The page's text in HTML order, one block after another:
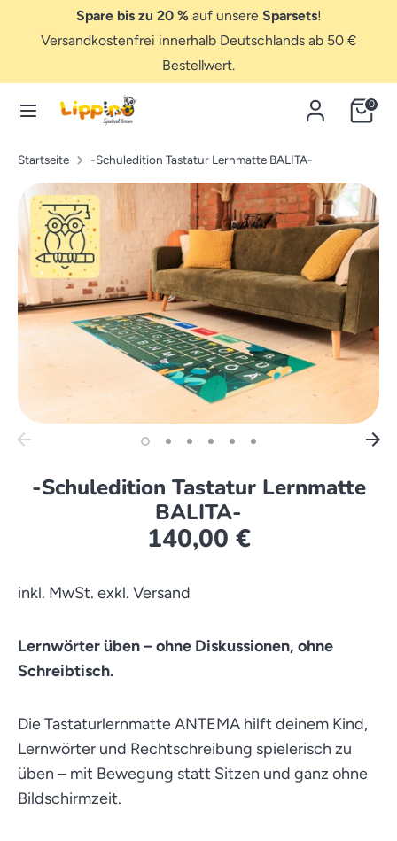
Spare bis zu 20 %auf unsere Sparsets!
Versandkostenfrei innerhalb Deutschlands ab 50 €
Bestellwert.
suchen...
Hier
suchen...
0
Startseite -Schuledition Tastatur Lernmatte BALITA-
-Schuledition Tastatur Lernmatte
BALITA-
140,00 €
inkl. MwSt. exkl. Versand
Lernwörter üben – ohne Diskussionen, ohne
Schreibtisch.
Die Tastaturlernmatte ANTEMA hilft deinem Kind,
Lernwörter und Rechtschreibung spielerisch zu
üben – mit Bewegung statt Sitzen und ganz ohne
Bildschirmzeit.